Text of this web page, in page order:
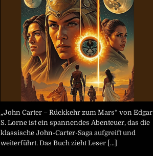
„John Carter – Rückkehr zum Mars“ von Edgar
S. Lorne ist ein spannendes Abenteuer, das die
klassische John-Carter-Saga aufgreift und
weiterführt. Das Buch zieht Leser [...]